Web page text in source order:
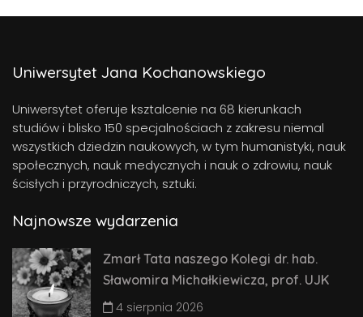
Uniwersytet Jana Kochanowskiego
Uniwersytet oferuje ksztalcenie na 68 kierunkach
studiów i blisko 150 specjalnościach z zakresu niemal
wszystkich dziedzin naukowych, w tym humanistyki, nauk
społecznych, nauk medycznych i nauk o zdrowiu, nauk
ścisłych i przyrodniczych, sztuki.
Najnowsze wydarzenia
Zmarł Tata naszego Kolegi dr. hab.
Sławomira Michałkiewicza, prof. UJK
4 sierpnia 2026